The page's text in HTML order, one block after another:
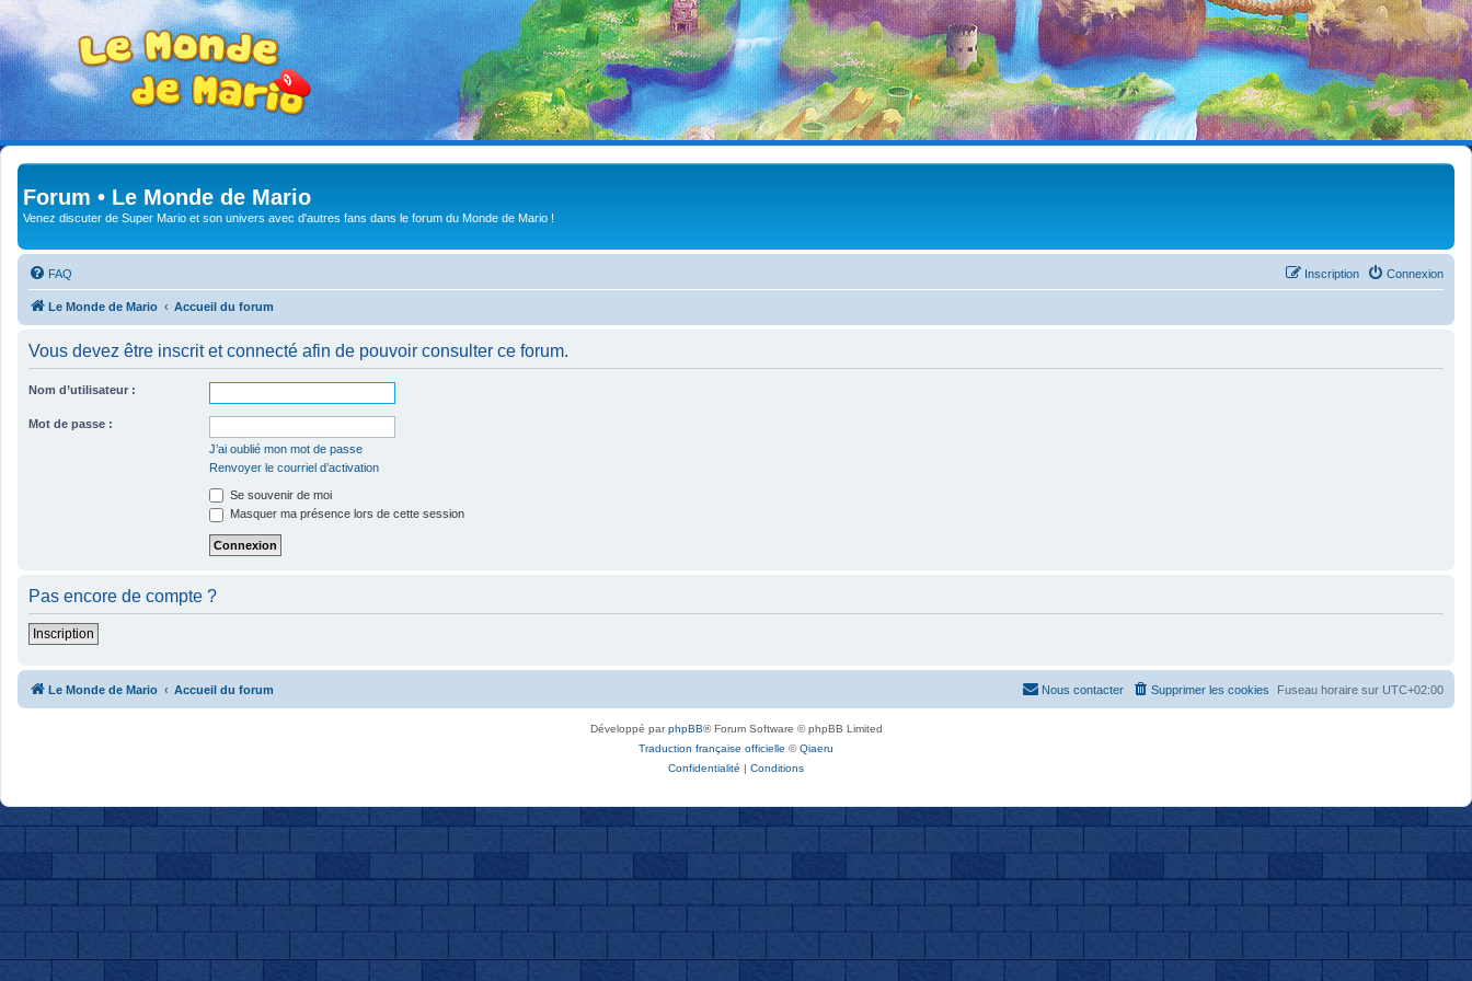
Forum • Le Monde de Mario
Venez discuter de Super Mario et son univers avec d'autres fans dans le forum du Monde de Mario !
FAQ Connexion
Inscription
Le Monde de Mario Accueil du forum
Vous devez être inscrit et connecté afin de pouvoir consulter ce forum.
Nom d’utilisateur :
Mot de passe :
J’ai oublié mon mot de passe
Renvoyer le courriel d’activation
Se souvenir de moi
Masquer ma présence lors de cette session
Pas encore de compte ?
Inscription
Le Monde de Mario Accueil du forum Fuseau horaire sur UTC+02:00
Supprimer les cookies
Nous contacter
Développé parphpBB® Forum Software © phpBB Limited
Traduction française officielle ©Qiaeru
Confidentialité | Conditions